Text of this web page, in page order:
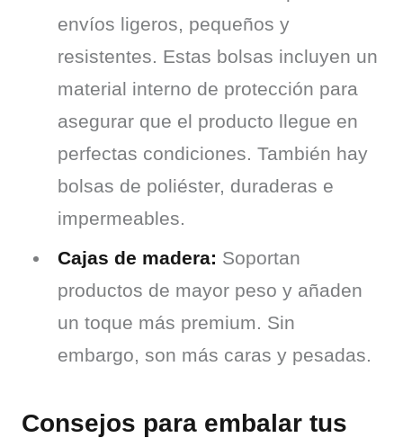
envíos ligeros, pequeños y
resistentes. Estas bolsas incluyen un
material interno de protección para
asegurar que el producto llegue en
perfectas condiciones. También hay
bolsas de poliéster, duraderas e
impermeables.
Cajas de madera: Soportan
productos de mayor peso y añaden
un toque más premium. Sin
embargo, son más caras y pesadas.
Consejos para embalar tus